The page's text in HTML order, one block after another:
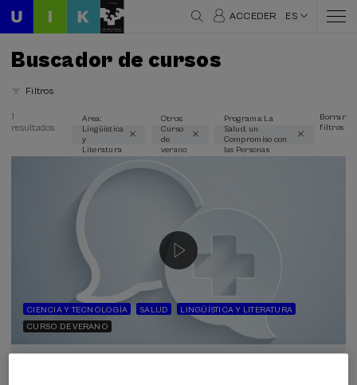
ACCEDER ES
Buscador de cursos
Filtros
Áreas temáticas
Lingüística y Literatura (1)
Online en directo (1)
Tipo de actividad
Curso de verano (1)
Programas especiales
1
resultados
Area:
Lingüística
y
Literatura
Otros:
Curso
de
verano
Programa: La
Salud, un
Compromiso con
las Personas
Borrar
filtros
CIENCIA Y TECNOLOGÍA SALUD
LINGÜÍSTICA Y LITERATURA
CURSO DE VERANO